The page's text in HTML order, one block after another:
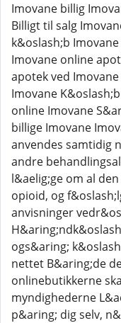
Imovane billig
Billigt til salg
k&oslash;b
Imovane online
apotek ved
Imovane
online Imovane
billige Imovane
anvendes samtidig
andre
l&aelig;ge om al
opioid, og
anvisninger
ogs&aring;
nettet B&aring;de
onlinebutikkerne
myndighederne
p&aring; dig selv,